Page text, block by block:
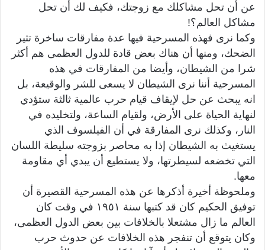
عن أن تحل مشاكلك مع زوجتك، فكيف لك أن تحل
مشاكل العالم؟!
وكما نرى فهذه المسرحية فيها عدة مفارقات ساخرة تثير
الضحك، ومنها أن هناك بعض قادة للدول العظمى هم أكثر
شرا من الشيطان، وأيضا من المفارقات في هذه
المسرحية أننا نرى الشيطان لا يسعى للشر والوقيعة، بل
انه يبحث عن حل لإيقاف قيام حرب عالمية ثالثة ستؤدي
لنهاية الحياة على الأرض، ولقيام الساعة، ولتخليده في
النار، وكذلك نرى المفارقة في أن الفيلسوف الذي
يستغيث به الشيطان إذا به محاصر بزوجته سليطة اللسان
التي تخضعه لسيطرتها، ولا يستطيع أن يبدي أي مقاومة
معها.
وملحوظة أخيرة أذكرها عن هذه المسرحية القصيرة أن
توفيق الحكيم كان قد كتبها سنة ١٩٥١ في وقت كان
العالم ما زال مشتعلا بالخلافات بين بعض الدول العظمى،
وكان يتوقع أن تنفجر هذه الخلافات عن حدوث حرب